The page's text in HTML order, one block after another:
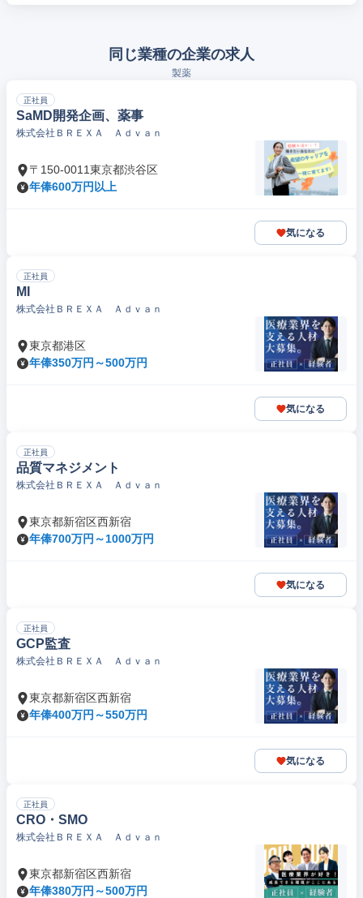
同じ業種の企業の求人
製薬
正社員
SaMD開発企画、薬事
株式会社ＢＲＥＸＡ Ａｄｖａｎ
〒150-0011東京都渋谷区
年俸600万円以上
気になる
正社員
MI
株式会社ＢＲＥＸＡ Ａｄｖａｎ
東京都港区
年俸350万円～500万円
気になる
正社員
品質マネジメント
株式会社ＢＲＥＸＡ Ａｄｖａｎ
東京都新宿区西新宿
年俸700万円～1000万円
気になる
正社員
GCP監査
株式会社ＢＲＥＸＡ Ａｄｖａｎ
東京都新宿区西新宿
年俸400万円～550万円
気になる
正社員
CRO・SMO
株式会社ＢＲＥＸＡ Ａｄｖａｎ
東京都新宿区西新宿
年俸380万円～500万円